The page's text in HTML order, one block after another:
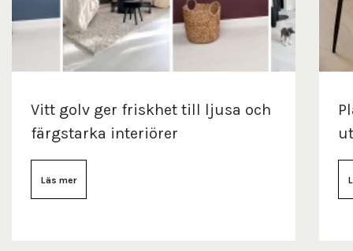
Vitt golv ger friskhet till ljusa och
färgstarka interiörer
Läs mer